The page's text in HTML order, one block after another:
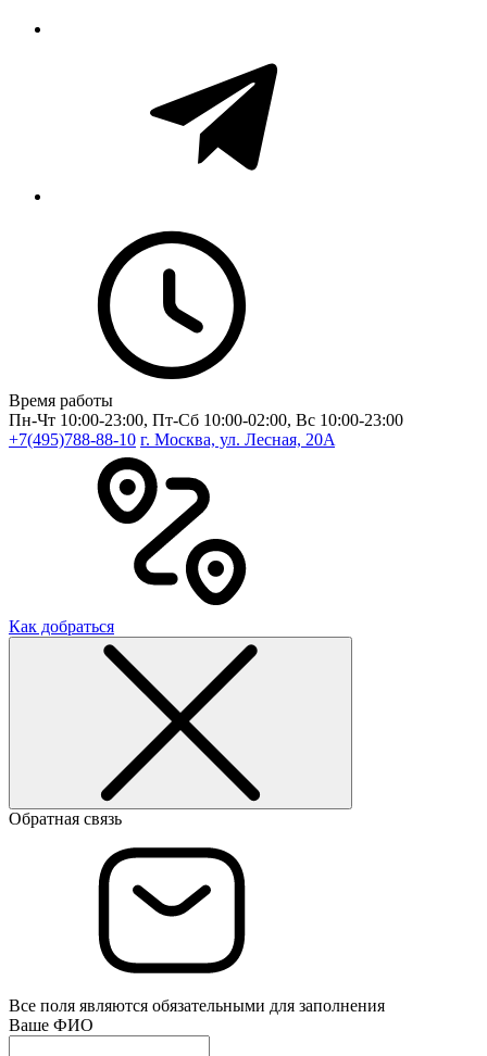
Время работы
Пн-Чт 10:00-23:00, Пт-Сб 10:00-02:00, Вс 10:00-23:00
+7(495)788-88-10 г. Москва, ул. Лесная, 20A
Как добраться
Обратная связь
Все поля являются обязательными для заполнения
Ваше ФИО